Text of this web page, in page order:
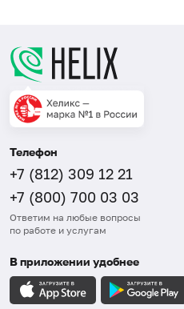
Телефон
+7 (812) 309 12 21
+7 (800) 700 03 03
Ответим на любые вопросы
по работе и услугам
В приложении удобнее